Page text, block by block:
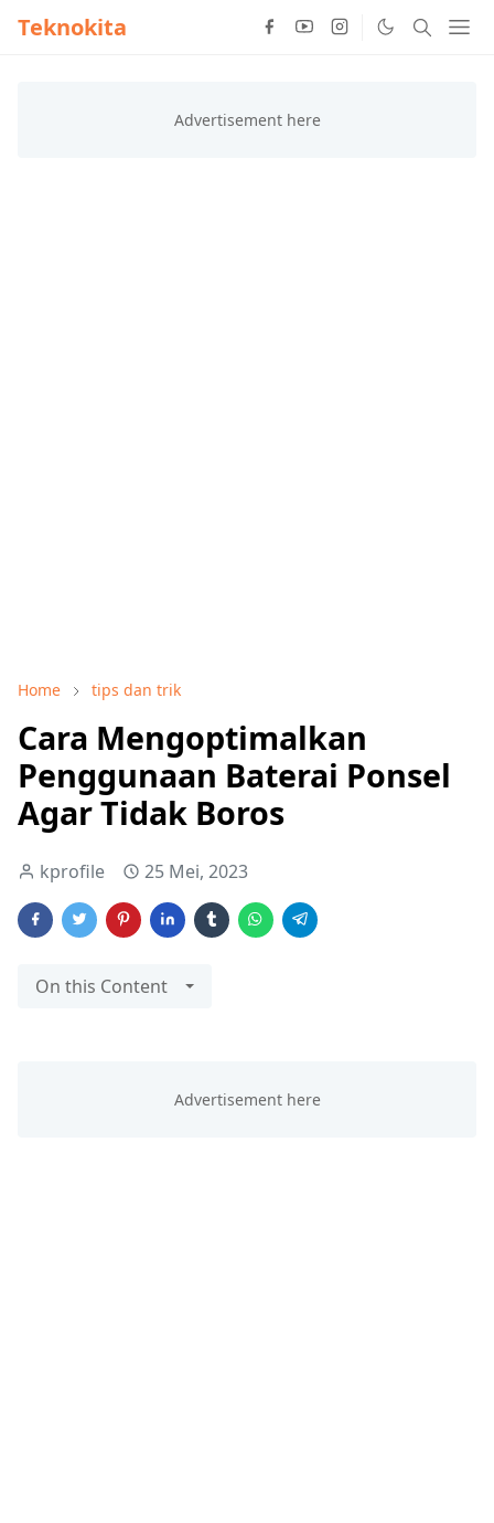
Teknokita
Home tips dan trik
Cara Mengoptimalkan
Penggunaan Baterai Ponsel
Agar Tidak Boros
kprofile 25 Mei, 2023
On this Content